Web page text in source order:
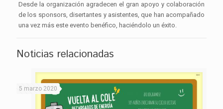
Desde la organización agradecen el gran apoyo y colaboración
de los sponsors, disertantes y asistentes, que han acompañado
una vez más este evento benéfico, haciéndolo un éxito.
Noticias relacionadas
5 marzo 2020